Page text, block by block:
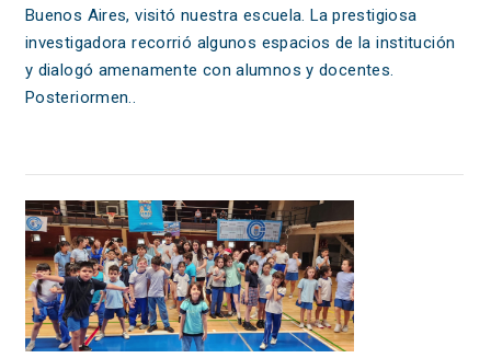
Buenos Aires, visitó nuestra escuela. La prestigiosa
investigadora recorrió algunos espacios de la institución
y dialogó amenamente con alumnos y docentes.
Posteriormen..